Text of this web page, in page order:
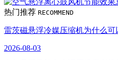
热门推荐 RECOMMEND
雷茨磁悬浮冷媒压缩机为什么可
2026-08-03